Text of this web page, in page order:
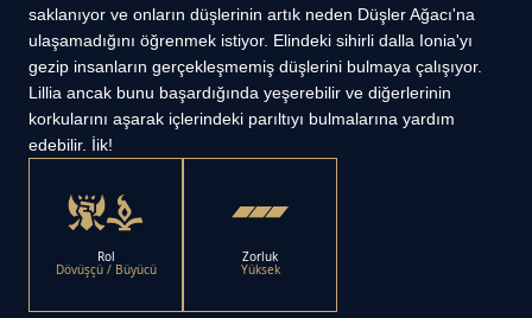
saklanıyor ve onların düşlerinin artık neden Düşler Ağacı'na
ulaşamadığını öğrenmek istiyor. Elindeki sihirli dalla Ionia'yı
gezip insanların gerçekleşmemiş düşlerini bulmaya çalışıyor.
Lillia ancak bunu başardığında yeşerebilir ve diğerlerinin
korkularını aşarak içlerindeki parıltıyı bulmalarına yardım
edebilir. İik!
Rol
Dövüşçü / Büyücü
Zorluk
Yüksek